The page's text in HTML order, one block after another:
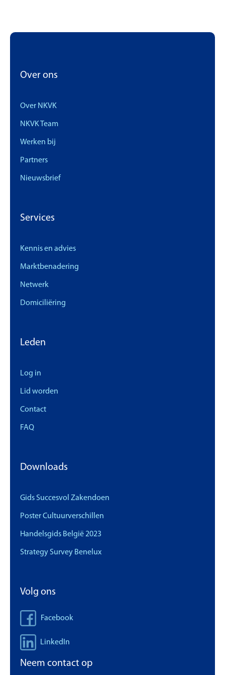
Over ons
Over NKVK
NKVK Team
Werken bij
Partners
Nieuwsbrief
Services
Kennis en advies
Marktbenadering
Netwerk
Domiciliëring
Leden
Log in
Lid worden
Contact
FAQ
Downloads
Gids Succesvol Zakendoen
Poster Cultuurverschillen
Handelsgids België 2023
Strategy Survey Benelux
Volg ons
Facebook
LinkedIn
Neem contact op